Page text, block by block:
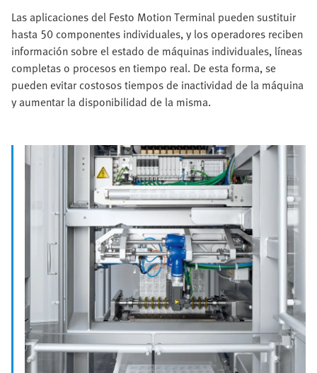
Las aplicaciones del Festo Motion Terminal pueden sustituir
hasta 50 componentes individuales, y los operadores reciben
información sobre el estado de máquinas individuales, líneas
completas o procesos en tiempo real. De esta forma, se
pueden evitar costosos tiempos de inactividad de la máquina
y aumentar la disponibilidad de la misma.